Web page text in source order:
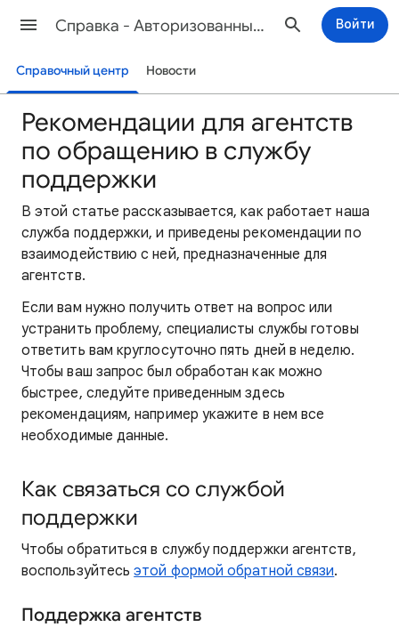
Cправка - Авторизованные покупатели Войти
Справочный центр Новости
Рекомендации для агентств
по обращению в службу
поддержки
В этой статье рассказывается, как работает наша
служба поддержки, и приведены рекомендации по
взаимодействию с ней, предназначенные для
агентств.
Если вам нужно получить ответ на вопрос или
устранить проблему, специалисты службы готовы
ответить вам круглосуточно пять дней в неделю.
Чтобы ваш запрос был обработан как можно
быстрее, следуйте приведенным здесь
рекомендациям, например укажите в нем все
необходимые данные.
Как связаться со службой
поддержки
Чтобы обратиться в службу поддержки агентств,
воспользуйтесьэтой формой обратной связи.
Поддержка агентств